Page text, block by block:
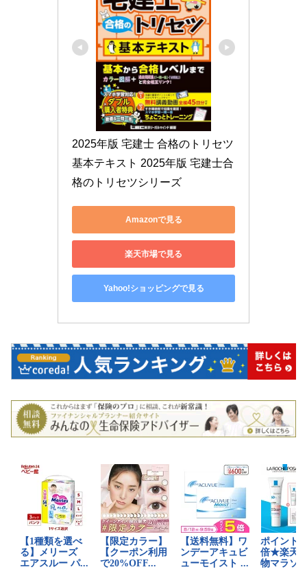
2025年版 宅建士 合格のトリセツ
基本テキスト 2025年版 宅建士合
格のトリセツシリーズ
Amazonで見る
楽天市場で見る
Yahoo!ショッピングで見る